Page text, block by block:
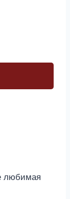
любимая